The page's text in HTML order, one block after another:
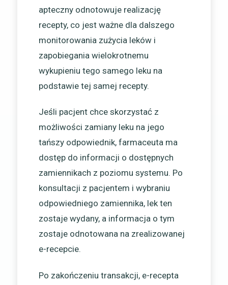
apteczny odnotowuje realizację
recepty, co jest ważne dla dalszego
monitorowania zużycia leków i
zapobiegania wielokrotnemu
wykupieniu tego samego leku na
podstawie tej samej recepty.
Jeśli pacjent chce skorzystać z
możliwości zamiany leku na jego
tańszy odpowiednik, farmaceuta ma
dostęp do informacji o dostępnych
zamiennikach z poziomu systemu. Po
konsultacji z pacjentem i wybraniu
odpowiedniego zamiennika, lek ten
zostaje wydany, a informacja o tym
zostaje odnotowana na zrealizowanej
e-recepcie.
Po zakończeniu transakcji, e-recepta